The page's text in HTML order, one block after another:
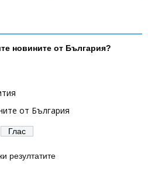
новините от България?
от България
резултатите